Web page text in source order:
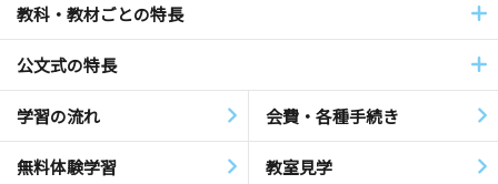
教科・教材ごとの特長
公文式の特長
学習の流れ 会費・各種手続き
無料体験学習 教室見学